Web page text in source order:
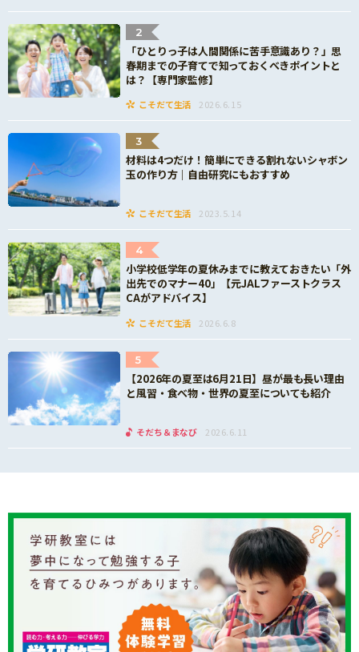
2
「ひとりっ子は人間関係に苦手意識あり？」思
春期までの子育てで知っておくべきポイントと
は？【専門家監修】
こそだて生活 2026.6.15
3
材料は4つだけ！簡単にできる割れないシャボン
玉の作り方｜自由研究にもおすすめ
こそだて生活 2023.5.14
4
小学校低学年の夏休みまでに教えておきたい「外
出先でのマナー40」【元JALファーストクラス
CAがアドバイス】
こそだて生活 2026.6.8
5
【2026年の夏至は6月21日】昼が最も長い理由
と風習・食べ物・世界の夏至についても紹介
そだち＆まなび 2026.6.11